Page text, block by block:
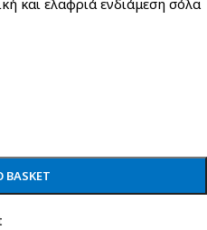
και ελαφριά ενδιάμεση σόλα
BASKET